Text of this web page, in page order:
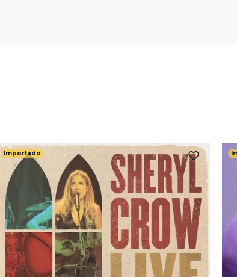
Importado